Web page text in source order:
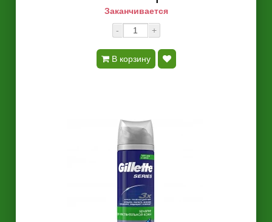
Заканчивается
-
+
В корзину